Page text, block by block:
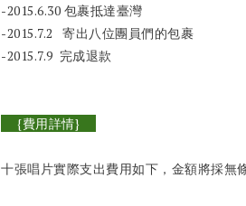
-2015.6.30 包裹抵達臺灣
-2015.7.2 寄出八位團員們的包裹
-2015.7.9 完成退款
{費用詳情}
十張唱片實際支出費用如下，金額將採無